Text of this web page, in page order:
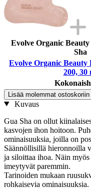
Evolve Organic
Sha
Evolve Organic Beauty
200, 30
Lisää molemmat ostoskoriin
Kuvaus
Gua Sha on ollut
kasvojen ihon hoitoon.
ominaisuuksia, joilla on
Säännöllisillä hieronnoilla
ja siloittaa ihoa. Näin
imeytyvät paremmin.
Tarinoiden mukaan
rohkaisevia ominaisuuksia.